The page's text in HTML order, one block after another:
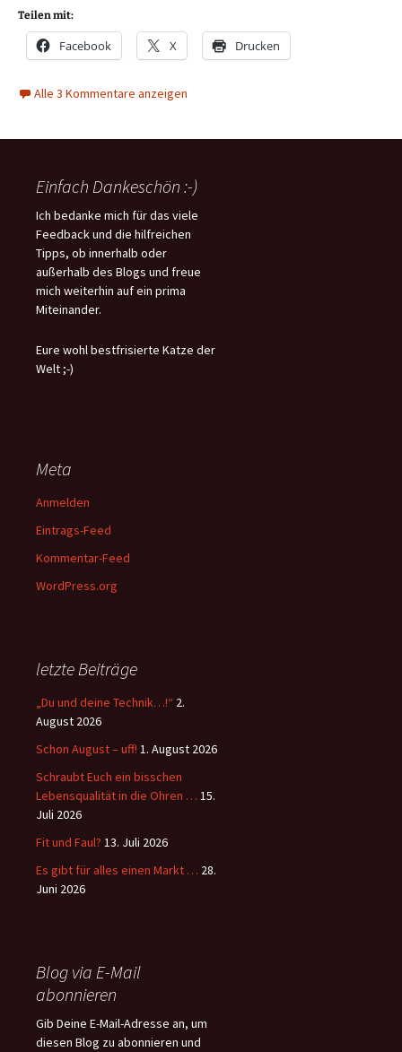
Teilen mit:
Facebook X Drucken
Alle 3 Kommentare anzeigen
Einfach Dankeschön :-)
Ich bedanke mich für das viele
Feedback und die hilfreichen
Tipps, ob innerhalb oder
außerhalb des Blogs und freue
mich weiterhin auf ein prima
Miteinander.
Eure wohl bestfrisierte Katze der
Welt ;-)
Meta
Anmelden
Eintrags-Feed
Kommentar-Feed
WordPress.org
letzte Beiträge
„Du und deine Technik…!“ 2.
August 2026
Schon August – uff! 1. August 2026
Schraubt Euch ein bisschen
Lebensqualität in die Ohren … 15.
Juli 2026
Fit und Faul? 13. Juli 2026
Es gibt für alles einen Markt … 28.
Juni 2026
Blog via E-Mail
abonnieren
Gib Deine E-Mail-Adresse an, um
diesen Blog zu abonnieren und